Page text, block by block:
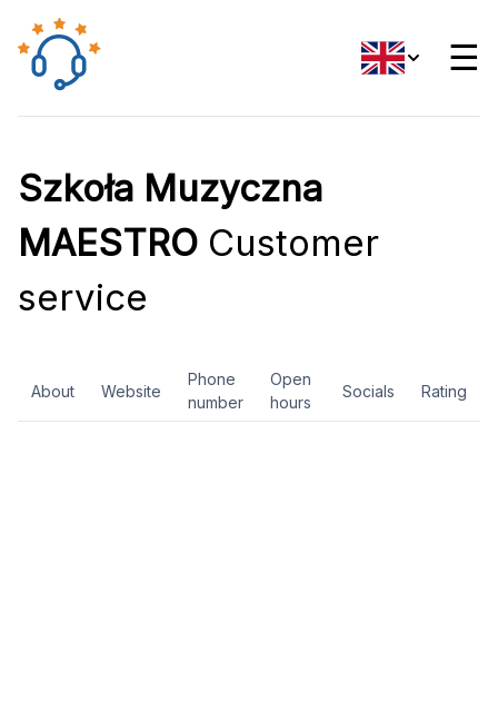
☰
Szkoła Muzyczna
MAESTRO Customer
service
About Website
Phone
number
Open
hours
Socials Rating